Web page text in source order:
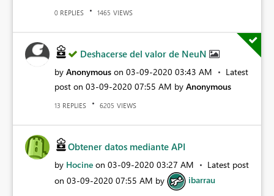
0 REPLIES 1465 VIEWS
Deshacerse del valor de NeuN
by Anonymous on ‎03-09-2020 03:43 AM
Latest
post on ‎03-09-2020 07:55 AM by Anonymous
13 REPLIES 6205 VIEWS
Obtener datos mediante API
by Hocine on ‎03-09-2020 03:27 AM
Latest post
on ‎03-09-2020 07:55 AM by ibarrau